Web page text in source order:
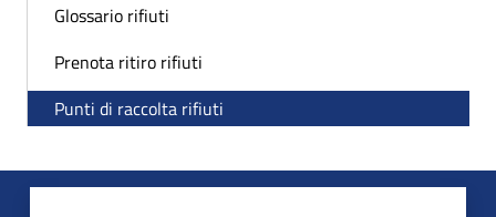
Glossario rifiuti
Prenota ritiro rifiuti
Punti di raccolta rifiuti